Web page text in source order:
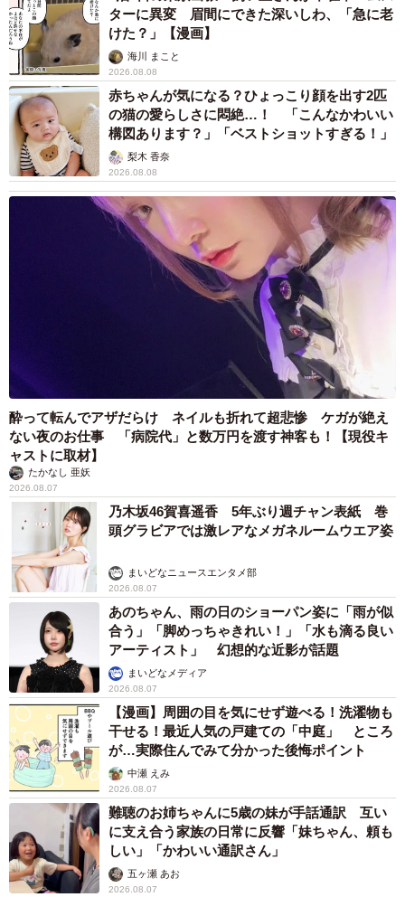
五ヶ瀬 あお
2026.08.07
ラストライブ控えるT-BOLAN森友嵐士 にし
たん社長がTikTok内で独占インタビュー
まいどなニュース
2026.08.07
「男の子のママっぽいよね」ってどういう意
味？ 女系家族で育った母 いつもスカートと
ワンピースしか着ないし、ヒールも好き どの
へんが…
山岡 もと子
2026.08.07
猫用の爪研ぎおもちゃを買ったら…「これで合
ってますか？」予想外の使い方が大反響
「100点満点」「かわいいからよし！」
2歳半の長男と生後2カ月の次男の母 母子手帳
2冊をイラストでいっぱいに 見る人を楽しま
せる家族ストーリーに「かわいすぎる！」
山岡 もと子
2026.08.07
～！」「おばちゃん泣きそうや…」
梨木 香奈
「ちょっとババロアみたい」パートナーの誕生日に手作りトー
トバッグ 完成まで1年 淡い藍染めに漂うクラゲ よく見る
と…「センスすごい」
山岡 もと子
2026.08.07
【漫画】大学生息子の「頼れる彼氏」っぷりを